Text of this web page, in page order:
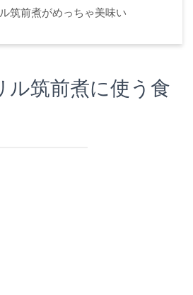
筑前煮がめっちゃ美味い
ル筑前煮に使う食